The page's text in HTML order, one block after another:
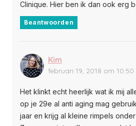
Clinique. Hier ben ik dan ook erg
Beantwoorden
Kim
februari 19, 2018 om
Het klinkt echt heerlijk wat ik mij
op je 29e al anti aging mag
jaar en krijg al kleine rimpels